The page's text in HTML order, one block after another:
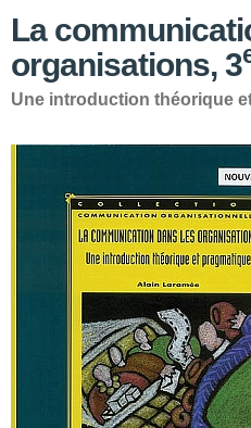
La
organisations, 3
Une introduction théorique